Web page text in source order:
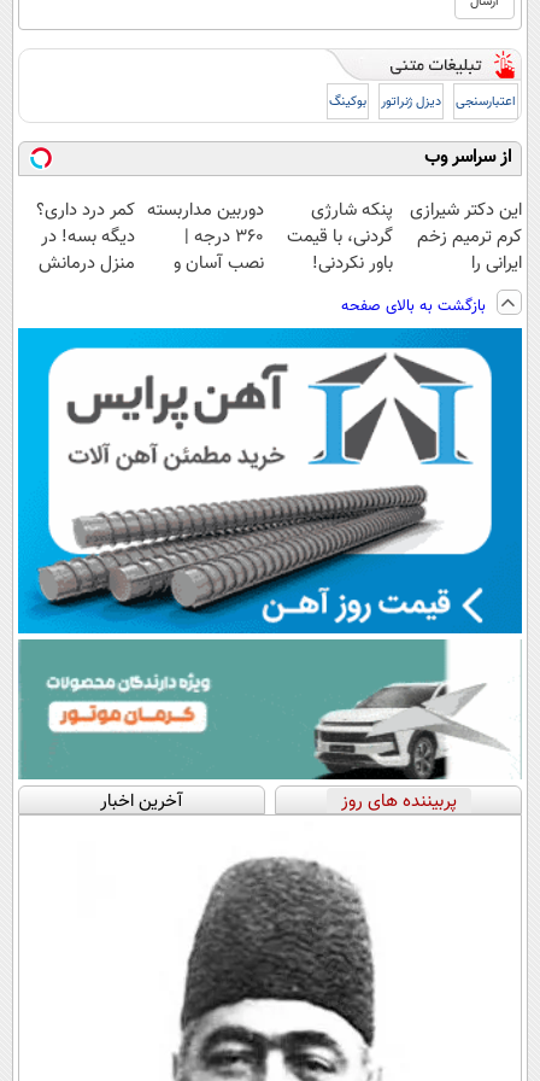
اعتبارسنجی دیزل ژنراتور بوکینگ
از سراسر وب
این دکتر شیرازی
کرم ترمیم زخم
ایرانی را
ساخت!!!
پنکه شارژی
گردنی، با قیمت
باور نکردنی!
دوربین مداربسته
360 درجه |
نصب آسان و
کمر درد داری؟
دیگه بسه! در
منزل درمانش
بازگشت به بالای صفحه
پربیننده های روز آخرین اخبار